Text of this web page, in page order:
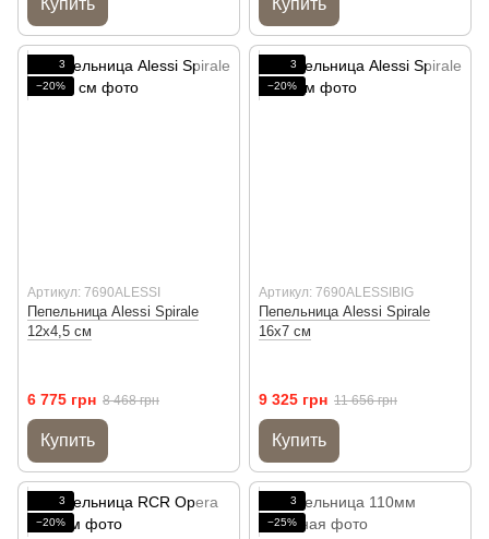
Купить Купить
3
−20%
Артикул: 7690ALESSI
Пепельница Alessi Spirale
12х4,5 см
6 775 грн 8 468 грн
Купить
3
−20%
Артикул: 7690ALESSIBIG
Пепельница Alessi Spirale
16х7 см
9 325 грн 11 656 грн
Купить
3
−20%
3
−25%